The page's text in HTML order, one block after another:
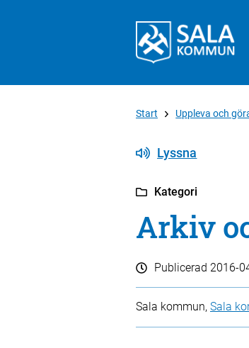
Start Uppleva och
Lyssna
Kategori
Arkiv
Publicerad 2016-
Sala kommun, Sala